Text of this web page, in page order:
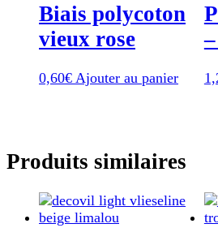
Biais polycoton
vieux rose
0,60€ Ajouter au panier
Produits similaires